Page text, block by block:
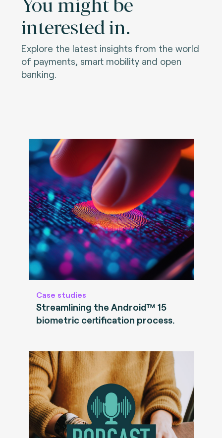
interested in.
Explore the latest insights from the world
of payments, smart mobility and open
banking.
Case studies
Streamlining the Android™ 15
biometric certification process.